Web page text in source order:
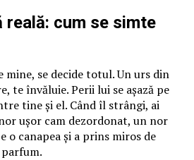
reală: cum se simte
mine, se decide totul. Un urs din
te învăluie. Perii lui se așază pe
tine și el. Când îl strângi, ai
ușor cam dezordonat, un nor
o canapea și a prins miros de